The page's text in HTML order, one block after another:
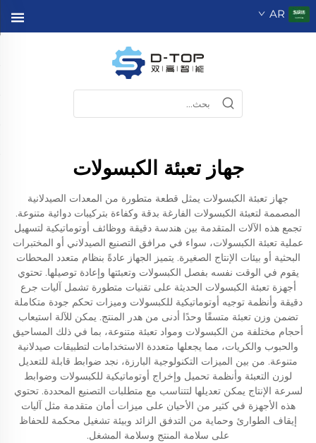
AR
جهاز تعبئة الكبسولات
جهاز تعبئة الكبسولات يمثل قطعة متطورة من المعدات الصيدلانية
المصممة لتعبئة الكبسولات الفارغة بدقة وكفاءة بتركيبات دوائية متنوعة.
تجمع هذه الآلات المتقدمة بين هندسة دقيقة ووظائف أوتوماتيكية لتسهيل
عملية تعبئة الكبسولات، سواء في مرافق التصنيع الصيدلاني أو المختبرات
البحثية أو بيئات الإنتاج الصغيرة. يتميز الجهاز عادةً بنظام متعدد المحطات
يقوم في الوقت نفسه بفصل الكبسولات وتعبئتها وإعادة توصيلها. تحتوي
أجهزة تعبئة الكبسولات الحديثة على تقنيات متطورة تشمل آليات جرع
دقيقة وأنظمة توجيه أوتوماتيكية للكبسولات وميزات تحكم جودة متكاملة
تضمن وزن تعبئة متسقًا وحدًا أدنى من هدر المنتج. يمكن للآلة استيعاب
أحجام مختلفة من الكبسولات ومواد تعبئة متنوعة، بما في ذلك المساحيق
والحبوب والكريات، مما يجعلها متعددة الاستخدامات لتطبيقات صيدلانية
متنوعة. من بين الميزات التكنولوجية البارزة، نجد ضوابط قابلة للتعديل
لوزن التعبئة وأنظمة تحميل وإخراج أوتوماتيكية للكبسولات وضوابط
لسرعة الإنتاج يمكن تعديلها لتتناسب مع متطلبات التصنيع المحددة. تحتوي
هذه الأجهزة في كثير من الأحيان على ميزات أمان متقدمة مثل آليات
إيقاف الطوارئ وحماية من التدفق الزائد وبيئة تشغيل محكمة للحفاظ
على سلامة المنتج وسلامة المشغل.